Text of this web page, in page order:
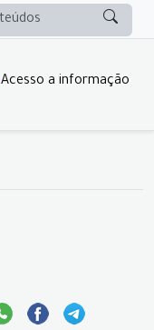
Acesso a informação